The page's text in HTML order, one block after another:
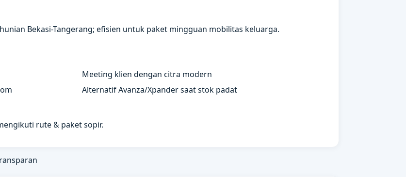
Bekasi-Tangerang; efisien untuk paket mingguan mobilitas keluarga.
Meeting klien dengan citra modern
Alternatif Avanza/Xpander saat stok padat
rute & paket sopir.